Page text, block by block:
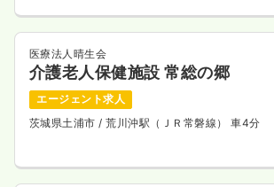
日勤のみ（常勤）
給与 23.2〜29.2万円/月 賞与68.4〜86.4万円
※一例
時間 8:30～17:30
土日祝休み
年間休日120日
オンコールあり
医療法人晴生会
介護老人保健施設 常総の郷
エージェント求人
茨城県土浦市 / 荒川沖駅（ＪＲ常磐線） 車4分